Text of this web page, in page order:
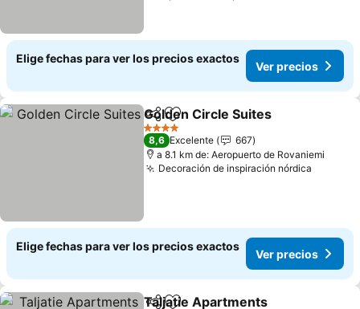
Elige fechas para ver los precios exactos
Ver precios
CompartirAgregar a favoritos
Golden Circle Suites
4 Estrellas
8,6 Excelente
667
a 8.1 km de: Aeropuerto de Rovaniemi
Decoración de inspiración nórdica
Elige fechas para ver los precios exactos
Ver precios
Taljatie Apartments